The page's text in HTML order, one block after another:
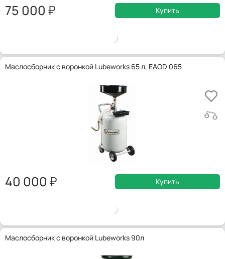
75 000 Купить
Маслосборник с воронкой Lubeworks 65 л, EAOD 065
40 000 Купить
Маслосборник с воронкой Lubeworks 90л